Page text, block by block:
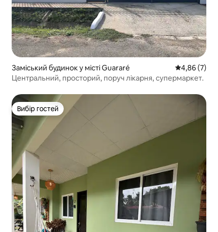
Заміський будинок у місті Guararé Середня
4,86 (7)
Центральний, просторий, поруч лікарня, супермаркет.
Вибір гостей
Вибір гостей